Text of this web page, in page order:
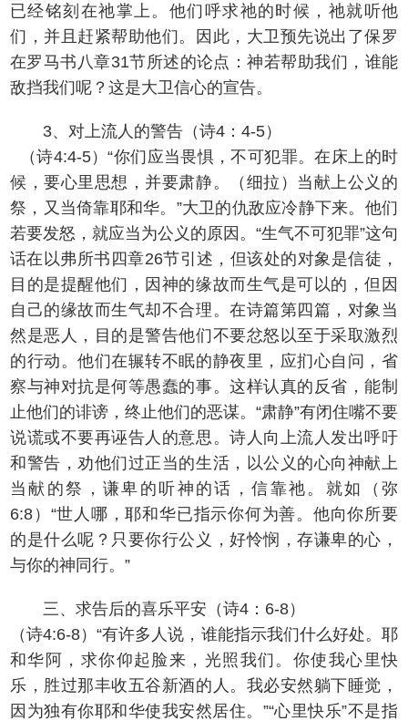
已经铭刻在祂掌上。他们呼求祂的时候，祂就听他
们，并且赶紧帮助他们。因此，大卫预先说出了保罗
在罗马书八章31节所述的论点：神若帮助我们，谁能
敌挡我们呢？这是大卫信心的宣告。
3、对上流人的警告（诗4：4-5）
（诗4:4-5）“你们应当畏惧，不可犯罪。在床上的时
候，要心里思想，并要肃静。（细拉）当献上公义的
祭，又当倚靠耶和华。”大卫的仇敌应冷静下来。他们
若要发怒，就应当为公义的原因。“生气不可犯罪”这句
话在以弗所书四章26节引述，但该处的对象是信徒，
目的是提醒他们，因神的缘故而生气是可以的，但因
自己的缘故而生气却不合理。在诗篇第四篇，对象当
然是恶人，目的是警告他们不要忿怒以至于采取激烈
的行动。他们在辗转不眠的静夜里，应扪心自问，省
察与神对抗是何等愚蠢的事。这样认真的反省，能制
止他们的诽谤，终止他们的恶谋。“肃静”有闭住嘴不要
说谎或不要再诬告人的意思。诗人向上流人发出呼吁
和警告，劝他们过正当的生活，以公义的心向神献上
当献的祭，谦卑的听神的话，信靠祂。就如（弥
6:8）“世人哪，耶和华已指示你何为善。他向你所要
的是什么呢？只要你行公义，好怜悯，存谦卑的心，
与你的神同行。”
三、求告后的喜乐平安（诗4：6-8）
（诗4:6-8）“有许多人说，谁能指示我们什么好处。耶
和华阿，求你仰起脸来，光照我们。你使我心里快
乐，胜过那丰收五谷新酒的人。我必安然躺下睡觉，
因为独有你耶和华使我安然居住。”“心里快乐”不是指